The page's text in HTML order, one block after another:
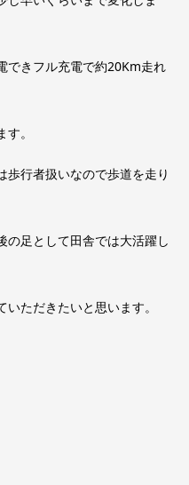
できフル充電で約20Km走れ
。
歩行者扱いなので歩道を走り
の足として田舎では大活躍し
ただきたいと思います。